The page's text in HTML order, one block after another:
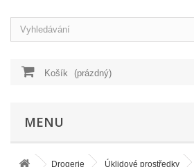
Košík (prázdný)
MENU
Drogerie Úklidové prostředky